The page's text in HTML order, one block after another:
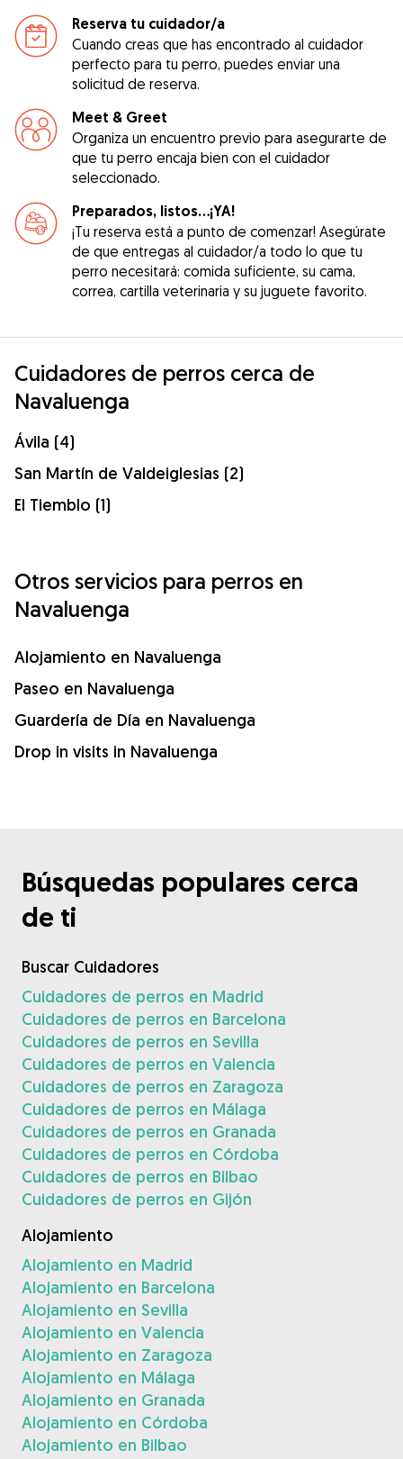
Reserva tu cuidador/a
Cuando creas que has encontrado al cuidador
perfecto para tu perro, puedes enviar una
solicitud de reserva.
Meet & Greet
Organiza un encuentro previo para asegurarte de
que tu perro encaja bien con el cuidador
seleccionado.
Preparados, listos...¡YA!
¡Tu reserva está a punto de comenzar! Asegúrate
de que entregas al cuidador/a todo lo que tu
perro necesitará: comida suficiente, su cama,
correa, cartilla veterinaria y su juguete favorito.
Cuidadores de perros cerca de
Navaluenga
Ávila (4)
San Martín de Valdeiglesias (2)
El Tiemblo (1)
Otros servicios para perros en
Navaluenga
Alojamiento en Navaluenga
Paseo en Navaluenga
Guardería de Día en Navaluenga
Drop in visits in Navaluenga
Búsquedas populares cerca
de ti
Buscar Cuidadores
Cuidadores de perros en Madrid
Cuidadores de perros en Barcelona
Cuidadores de perros en Sevilla
Cuidadores de perros en Valencia
Cuidadores de perros en Zaragoza
Cuidadores de perros en Málaga
Cuidadores de perros en Granada
Cuidadores de perros en Córdoba
Cuidadores de perros en Bilbao
Cuidadores de perros en Gijón
Alojamiento
Alojamiento en Madrid
Alojamiento en Barcelona
Alojamiento en Sevilla
Alojamiento en Valencia
Alojamiento en Zaragoza
Alojamiento en Málaga
Alojamiento en Granada
Alojamiento en Córdoba
Alojamiento en Bilbao